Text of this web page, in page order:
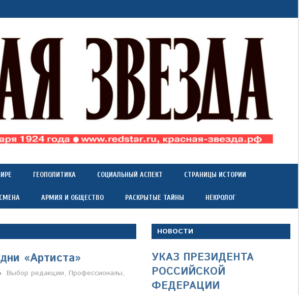
ГЕОПОЛИТИКА СОЦИАЛЬНЫЙ АСПЕКТ СТРАНИЦЫ ИСТОРИИ
АРМИЯ И ОБЩЕСТВО РАСКРЫТЫЕ ТАЙНЫ НЕКРОЛОГ
«Артиста»
Настя Свиридова
Выбор редакции, Профессионалы,
НОВОСТИ
УКАЗ ПРЕЗИДЕНТА
РОССИЙСКОЙ
ФЕДЕРАЦИИ